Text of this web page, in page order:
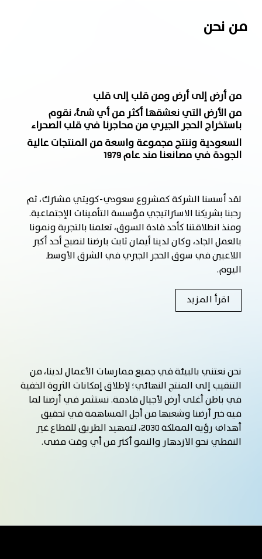
من نحن
من أرض إلى أرض ومن قلب إلى قلب
من الأرض التي نعشقها أكثر من أي شئ، نقوم
باستخراج الحجر الجيري من محاجرنا في قلب الصحراء
السعودية وننتج مجموعة واسعة من المنتجات عالية
الجودة في مصانعنا مند عام 1979
لقد أسسنا الشركة كمشروع سعودي-كويتي مشترك، ثم
رحبنا بشريكنا الاستراتيجي مؤسسة التأمينات الإجتماعية.
ومنذ انطلاقتنا كأحد قادة السوق، تعلمنا بالتجربة ونمونا
بالعمل الجاد، وكان لدينا أيمان ثابت بارضنا لنصبح أحد أكبر
اللاعبين في سوق الحجر الجيري في الشرق الأوسط
اليوم.
اقرأ المزيد
نحن نعتني بالبيئة في جميع ممارسات الأعمال لدينا، من
التنقيب إلى المنتج النهائي؛ لإطلاق إمكانات الثروة الخفية
في باطن أغلى أرض لأجيال قادمة. نستثمر في أرضنا لما
فيه خير أرضنا وشعبها من أجل المساهمة في تحقيق
أهداف رؤية المملكة 2030، لتمهيد الطريق للقطاع غير
النفطي نحو الازدهار والنمو أكثر من أي وقت مضى.